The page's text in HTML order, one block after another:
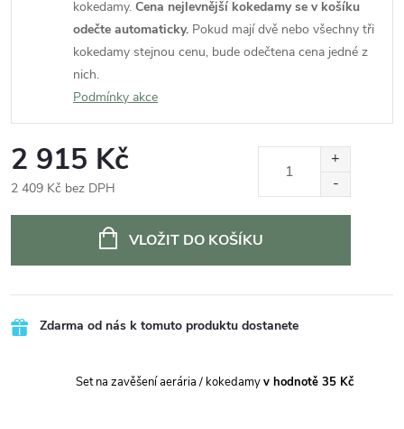
kokedamy. Cena nejlevnější kokedamy se v košíku
odečte automaticky. Pokud mají dvě nebo všechny tři
kokedamy stejnou cenu, bude odečtena cena jedné z
nich.
Podmínky akce
2 915 Kč
2 409 Kč bez DPH
VLOŽIT DO KOŠÍKU
Zdarma od nás k tomuto produktu dostanete
Set na zavěšení aerária / kokedamyv hodnotě 35 Kč